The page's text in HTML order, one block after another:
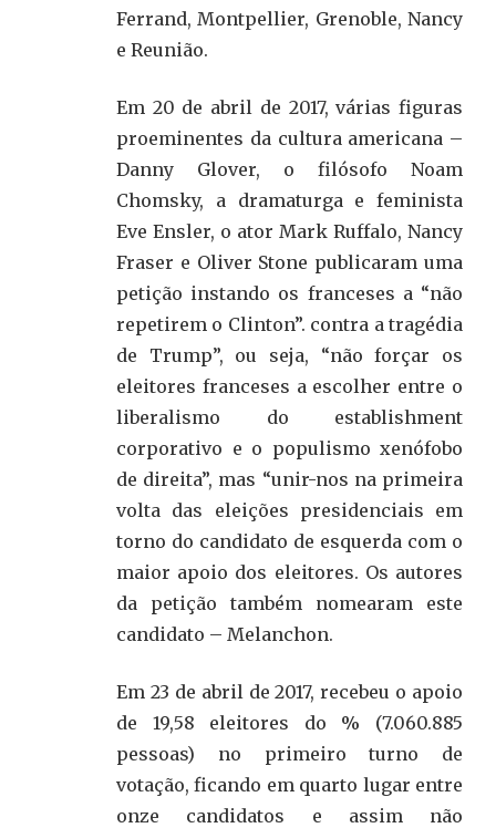
Ferrand, Montpellier, Grenoble, Nancy
e Reunião.
Em 20 de abril de 2017, várias figuras
proeminentes da cultura americana –
Danny Glover, o filósofo Noam
Chomsky, a dramaturga e feminista
Eve Ensler, o ator Mark Ruffalo, Nancy
Fraser e Oliver Stone publicaram uma
petição instando os franceses a “não
repetirem o Clinton”. contra a tragédia
de Trump”, ou seja, “não forçar os
eleitores franceses a escolher entre o
liberalismo do establishment
corporativo e o populismo xenófobo
de direita”, mas “unir-nos na primeira
volta das eleições presidenciais em
torno do candidato de esquerda com o
maior apoio dos eleitores. Os autores
da petição também nomearam este
candidato – Melanchon.
Em 23 de abril de 2017, recebeu o apoio
de 19,58 eleitores do % (7.060.885
pessoas) no primeiro turno de
votação, ficando em quarto lugar entre
onze candidatos e assim não